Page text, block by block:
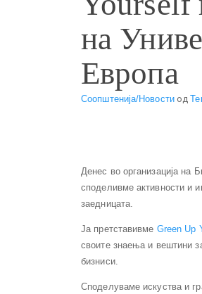
на
Европа
Соопштенија/Новостиод
Денес во организација на
споделивме активности и
заедницата.
Ја претставивме Green Up
своите знаења и вештини
бизниси.
Споделуваме искуства и